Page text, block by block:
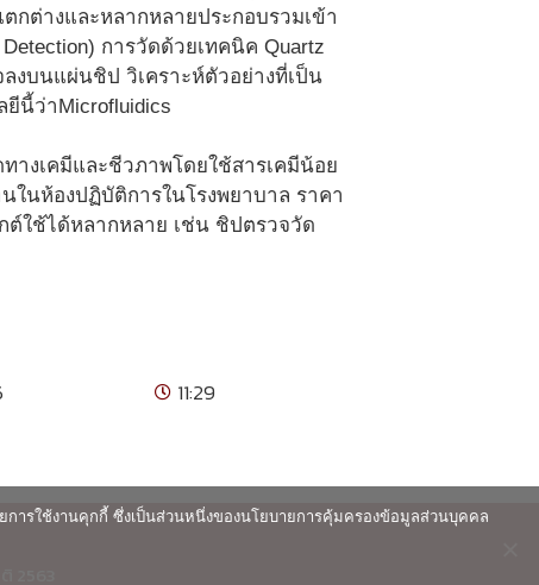
กต่างและหลากหลายประกอบรวมเข้า
การวัดด้วยเทคนิค Quartz
งบนแผ่นชิป วิเคราะห์ตัวอย่างที่เป็น
นี้ว่าMicrofluidics
งเคมีและชีวภาพโดยใช้สารเคมีน้อย
ในห้องปฏิบัติการในโรงพยาบาล ราคา
ต์ใช้ได้หลากหลาย เช่น ชิปตรวจวัด
11:29
การใช้งานคุกกี้ ซึ่งเป็นส่วนหนึ่งของนโยบายการคุ้มครองข้อมูลส่วนบุคคล